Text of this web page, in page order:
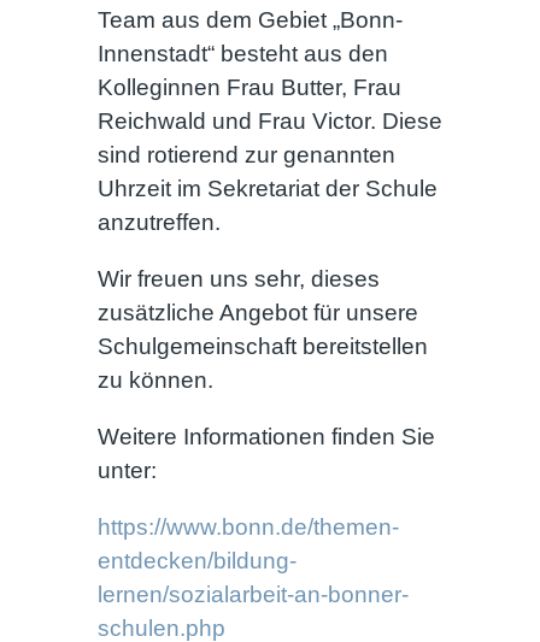
Team aus dem Gebiet „Bonn-
Innenstadt“ besteht aus den
Kolleginnen Frau Butter, Frau
Reichwald und Frau Victor. Diese
sind rotierend zur genannten
Uhrzeit im Sekretariat der Schule
anzutreffen.
Wir freuen uns sehr, dieses
zusätzliche Angebot für unsere
Schulgemeinschaft bereitstellen
zu können.
Weitere Informationen finden Sie
unter:
https://www.bonn.de/themen-
entdecken/bildung-
lernen/sozialarbeit-an-bonner-
schulen.php